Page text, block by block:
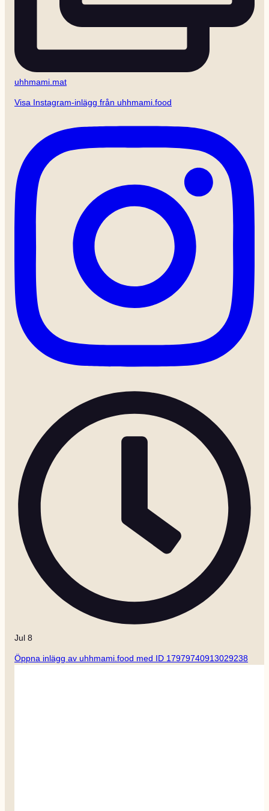
uhhmami.mat
Visa Instagram-inlägg från uhhmami.food
Jul 8
Öppna inlägg av uhhmami.food med ID 17979740913029238